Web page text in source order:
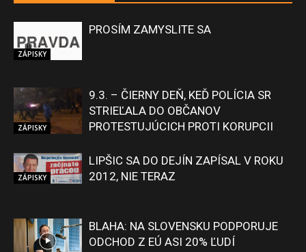
ZÁPISKY
PROSÍM ZAMYSLITE SA
ZÁPISKY
9.3. – ČIERNY DEŇ, KEĎ POLÍCIA SR
STRIEĽALA DO OBČANOV
PROTESTUJÚCICH PROTI KORUPCII
ZÁPISKY
LIPŠIC SA DO DEJÍN ZAPÍSAL V ROKU
2012, NIE TERAZ
BLAHA: NA SLOVENSKU PODPORUJE
ODCHOD Z EÚ ASI 20% ĽUDÍ